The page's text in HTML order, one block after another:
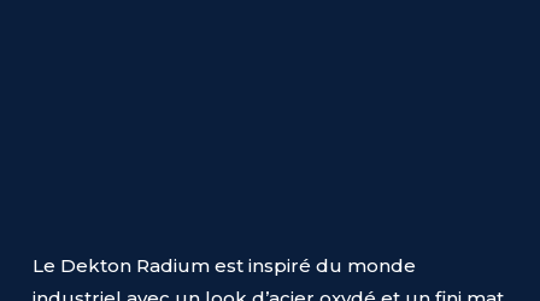
Le Dekton Radium est inspiré du monde